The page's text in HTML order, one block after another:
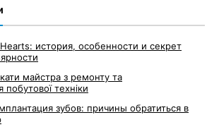
история, особенности и секрет
майстра з ремонту та
побутової техніки
зубов: причины обратиться в